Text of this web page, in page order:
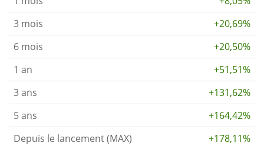
3 mois
+20,69%
6 mois
+20,50%
1 an
+51,51%
3 ans
+131,62%
5 ans
+164,42%
Depuis le lancement (MAX)
+178,11%